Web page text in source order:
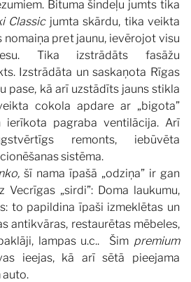
Bituma šindeļu jumts tika
Classicjumta skārdu, tika veikta
pret jaunu, ievērojot visu
Tika izstrādāts fasāžu
Izstrādāta un saskaņota Rīgas
pase, kā arī uzstādīts jauns stikla
cokola apdare ar „bigota”
ierīkota pagraba ventilācija. Arī
remonts, iebūvēta
sistēma.
šī nama īpašā „odziņa” ir gan
„sirdi”: Doma laukumu,
to papildina īpaši izmeklētas un
antikvāras, restaurētas mēbeles,
lampas u.c.. Šim premium
ieejas, kā arī sētā pieejama